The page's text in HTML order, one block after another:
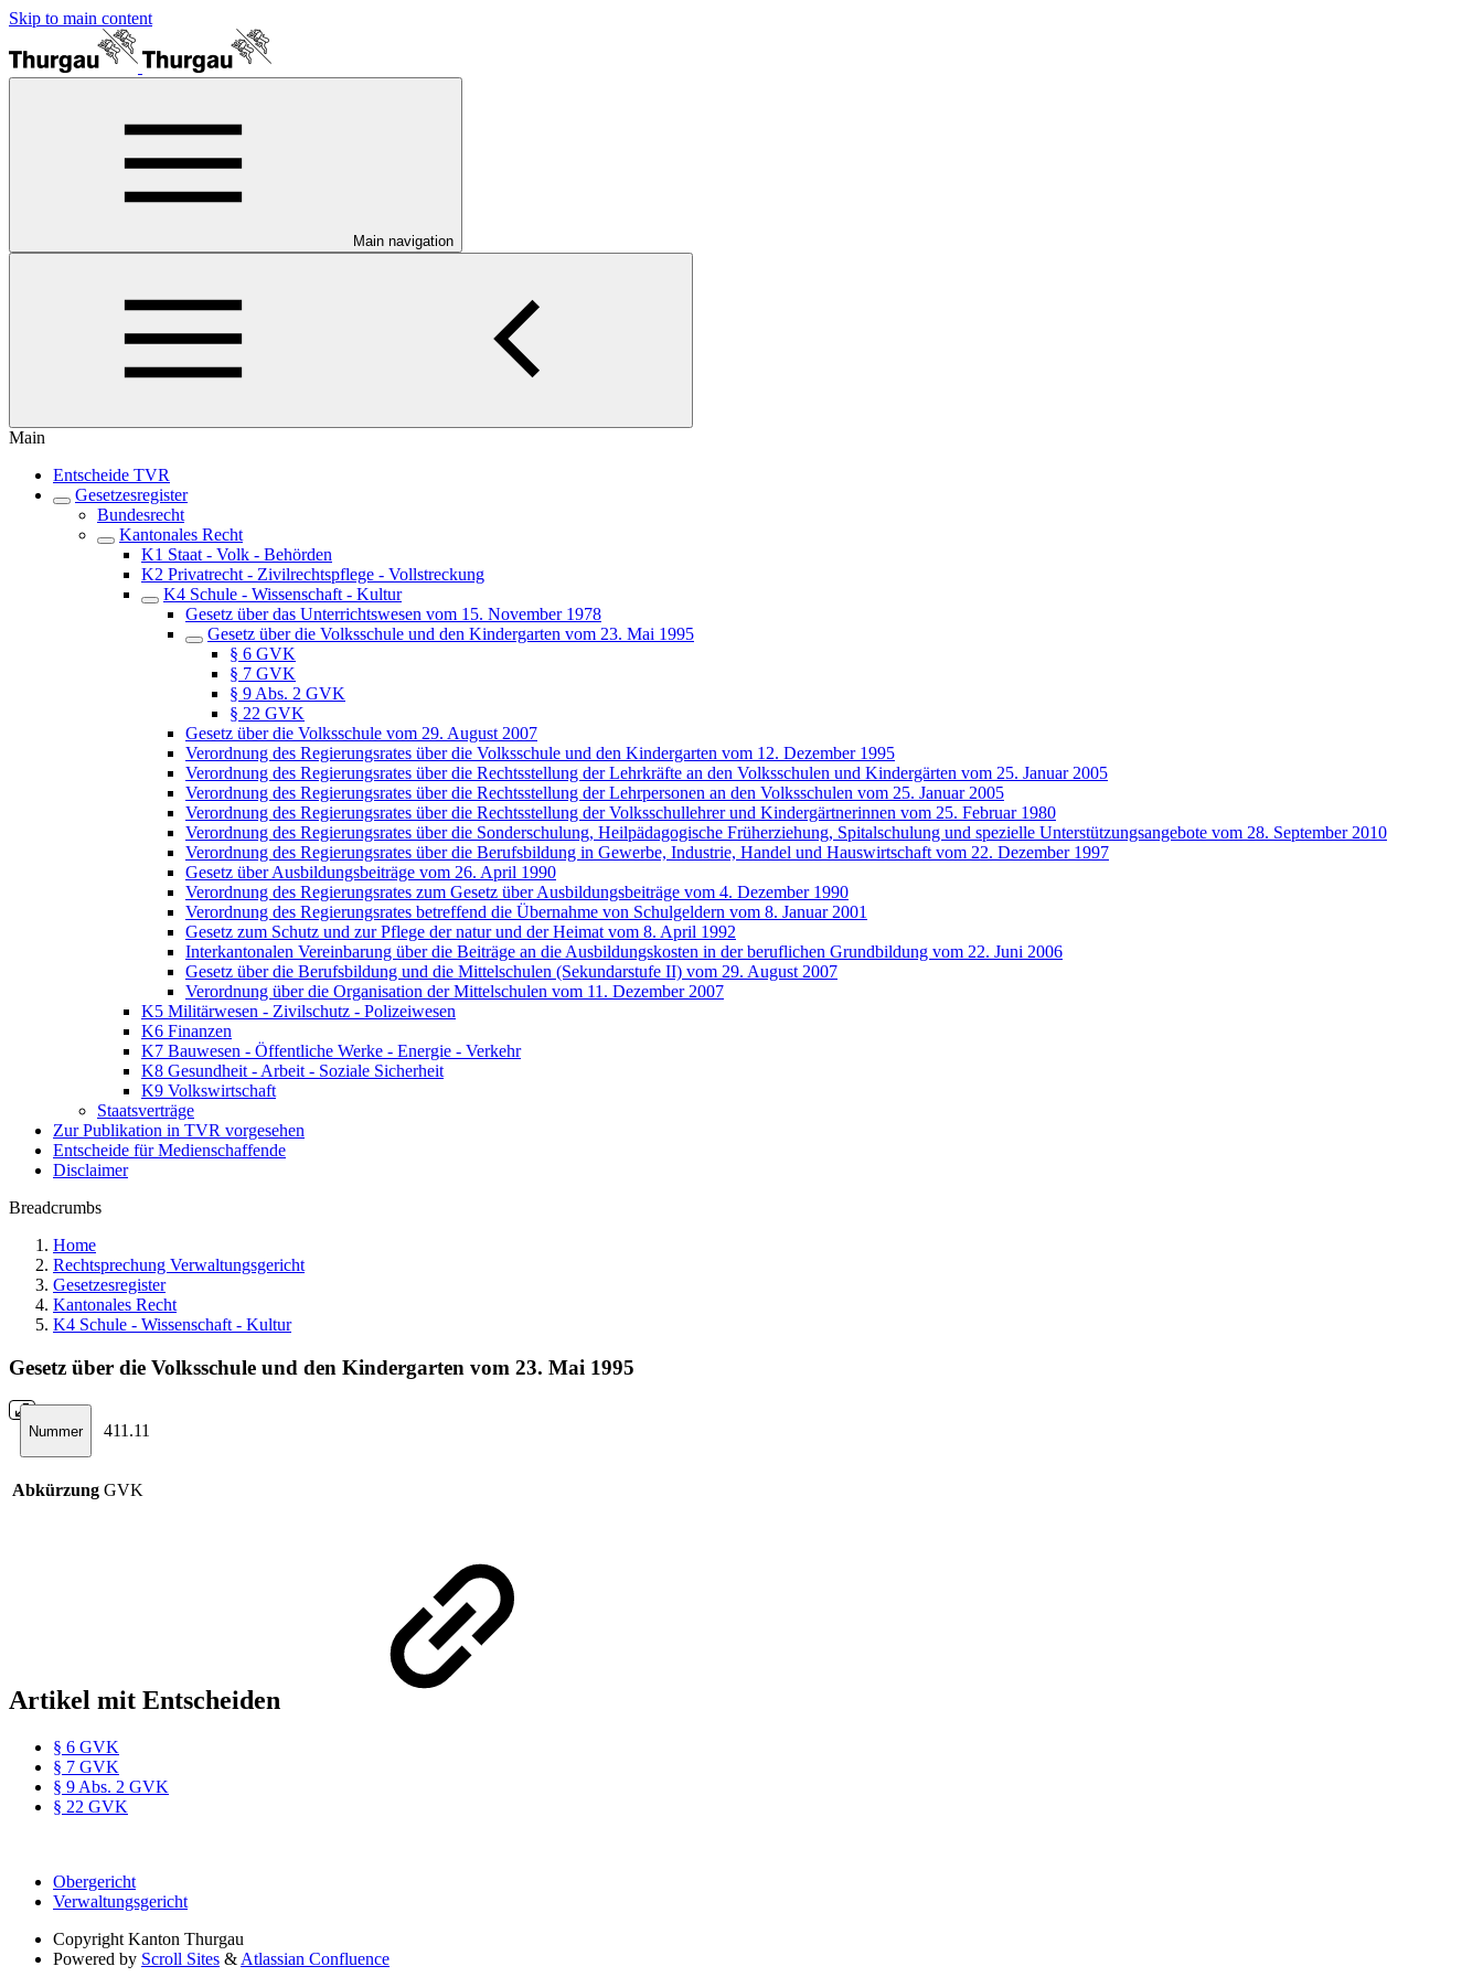
Skip to main content
Main navigation
Main
Entscheide TVR
Gesetzesregister
Bundesrecht
Kantonales Recht
K1 Staat - Volk - Behörden
K2 Privatrecht - Zivilrechtspflege - Vollstreckung
K4 Schule - Wissenschaft - Kultur
Gesetz über das Unterrichtswesen vom 15. November 1978
Gesetz über die Volksschule und den Kindergarten vom 23. Mai 1995
§ 6 GVK
§ 7 GVK
§ 9 Abs. 2 GVK
§ 22 GVK
Gesetz über die Volksschule vom 29. August 2007
Verordnung des Regierungsrates über die Volksschule und den Kindergarten vom 12. Dezember 1995
Verordnung des Regierungsrates über die Rechtsstellung der Lehrkräfte an den Volksschulen und Kindergärten vom 25. Januar 2005
Verordnung des Regierungsrates über die Rechtsstellung der Lehrpersonen an den Volksschulen vom 25. Januar 2005
Verordnung des Regierungsrates über die Rechtsstellung der Volksschullehrer und Kindergärtnerinnen vom 25. Februar 1980
Verordnung des Regierungsrates über die Sonderschulung, Heilpädagogische Früherziehung, Spitalschulung und spezielle Unterstützungsangebote vom 28. September 2010
Verordnung des Regierungsrates über die Berufsbildung in Gewerbe, Industrie, Handel und Hauswirtschaft vom 22. Dezember 1997
Gesetz über Ausbildungsbeiträge vom 26. April 1990
Verordnung des Regierungsrates zum Gesetz über Ausbildungsbeiträge vom 4. Dezember 1990
Verordnung des Regierungsrates betreffend die Übernahme von Schulgeldern vom 8. Januar 2001
Gesetz zum Schutz und zur Pflege der natur und der Heimat vom 8. April 1992
Interkantonalen Vereinbarung über die Beiträge an die Ausbildungskosten in der beruflichen Grundbildung vom 22. Juni 2006
Gesetz über die Berufsbildung und die Mittelschulen (Sekundarstufe II) vom 29. August 2007
Verordnung über die Organisation der Mittelschulen vom 11. Dezember 2007
K5 Militärwesen - Zivilschutz - Polizeiwesen
K6 Finanzen
K7 Bauwesen - Öffentliche Werke - Energie - Verkehr
K8 Gesundheit - Arbeit - Soziale Sicherheit
K9 Volkswirtschaft
Staatsverträge
Zur Publikation in TVR vorgesehen
Entscheide für Medienschaffende
Disclaimer
Breadcrumbs
Home
Rechtsprechung Verwaltungsgericht
Gesetzesregister
Kantonales Recht
K4 Schule - Wissenschaft - Kultur
Gesetz über die Volksschule und den Kindergarten vom 23. Mai 1995
Nummer 411.11
Abkürzung GVK
Artikel mit Entscheiden
§ 6 GVK
§ 7 GVK
§ 9 Abs. 2 GVK
§ 22 GVK
Obergericht
Verwaltungsgericht
Copyright Kanton Thurgau
Powered by Scroll Sites & Atlassian Confluence